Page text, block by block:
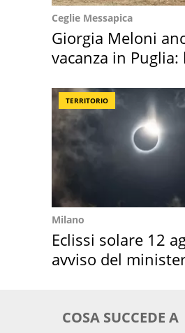
Ceglie Messapica
Giorgia Meloni
vacanza in Puglia:
TERRITORIO
Milano
Eclissi solare 12
avviso del